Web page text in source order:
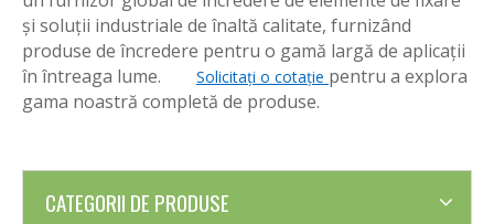
și soluții industriale de înaltă calitate, furnizând
produse de încredere pentru o gamă largă de aplicații
în întreaga lume. Solicitați o cotație pentru a explora
gama noastră completă de produse.
CATEGORII DE PRODUSE